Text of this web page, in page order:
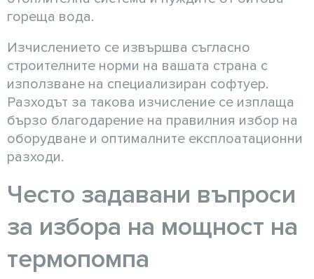
гореща вода.
Изчислението се извършва съгласно
строителните норми на вашата страна с
използване на специализиран софтуер.
Разходът за такова изчисление се изплаща
бързо благодарение на правилния избор на
оборудване и оптималните експлоатационни
разходи.
Често задавани въпроси
за избора на мощност на
термопомпа